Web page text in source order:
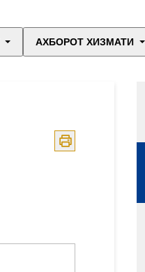
АХБОРОТ ХИЗМАТИ